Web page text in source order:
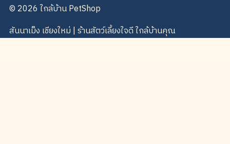
© 2026 ใกล้บ้าน PetShop
สันนาเม็ง เชียงใหม่ | ร้านสัตว์เลี้ยงใจดี ใกล้บ้านคุณ